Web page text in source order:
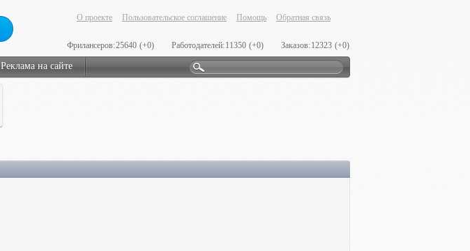
О проекте Пользовательское соглашение Помощь Обратная связь
Фрилансеров:25640 (+0) Работодателей:11350 (+0) Заказов:12323 (+0)
Реклама на сайте